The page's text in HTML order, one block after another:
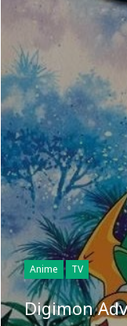
Anime TV
Digimon